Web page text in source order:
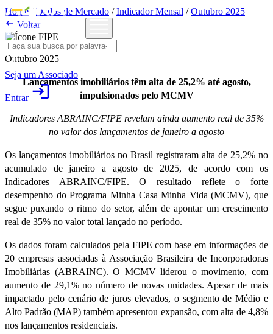
Seja um Associado
Entrarlogin
Home/Dados de Mercado /Indicador Mensal /Outubro 2025
 Voltar
Outubro 2025
Lançamentos imobiliários têm alta de 25,2% até agosto,
impulsionados pelo MCMV
Indicadores ABRAINC/FIPE revelam ainda aumento real de 35%
no valor dos lançamentos de janeiro a agosto
Os lançamentos imobiliários no Brasil registraram alta de 25,2% no
acumulado de janeiro a agosto de 2025, de acordo com os
Indicadores ABRAINC/FIPE. O resultado reflete o forte
desempenho do Programa Minha Casa Minha Vida (MCMV), que
segue puxando o ritmo do setor, além de apontar um crescimento
real de 35% no valor total lançado no período.
Os dados foram calculados pela FIPE com base em informações de
20 empresas associadas à Associação Brasileira de Incorporadoras
Imobiliárias (ABRAINC). O MCMV liderou o movimento, com
aumento de 29,1% no número de novas unidades. Apesar de mais
impactado pelo cenário de juros elevados, o segmento de Médio e
Alto Padrão (MAP) também apresentou expansão, com alta de 4,8%
nos lançamentos residenciais.